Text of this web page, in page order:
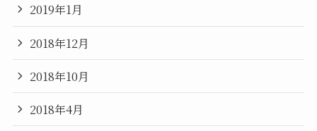
2019年1月
2018年12月
2018年10月
2018年4月